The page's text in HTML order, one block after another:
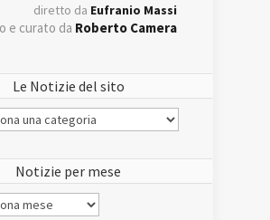
diretto da Eufranio Massi
e curato da Roberto Camera
Le Notizie del sito
Notizie per mese